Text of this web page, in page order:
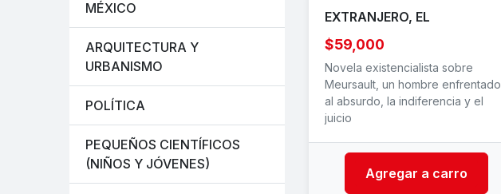
MÉXICO
ARQUITECTURA Y
URBANISMO
POLÍTICA
PEQUEÑOS CIENTÍFICOS
(NIÑOS Y JÓVENES)
EXTRANJERO, EL
$59,000
Novela existencialista sobre
Meursault, un hombre enfrentado
al absurdo, la indiferencia y el
juicio
Agregar a carro